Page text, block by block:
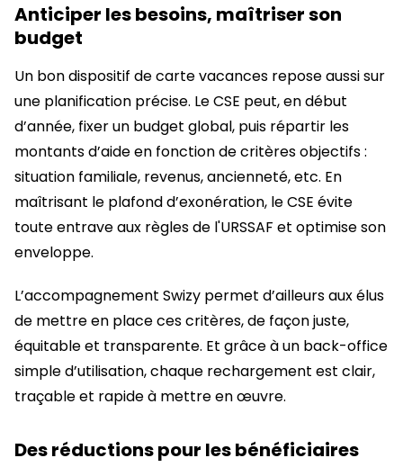
Anticiper les besoins, maîtriser son
budget
Un bon dispositif de carte vacances repose aussi sur
une planification précise. Le CSE peut, en début
d’année, fixer un budget global, puis répartir les
montants d’aide en fonction de critères objectifs :
situation familiale, revenus, ancienneté, etc. En
maîtrisant le plafond d’exonération, le CSE évite
toute entrave aux règles de l'URSSAF et optimise son
enveloppe.
L’accompagnement Swizy permet d’ailleurs aux élus
de mettre en place ces critères, de façon juste,
équitable et transparente. Et grâce à un back-office
simple d’utilisation, chaque rechargement est clair,
traçable et rapide à mettre en œuvre.
Des réductions pour les bénéficiaires